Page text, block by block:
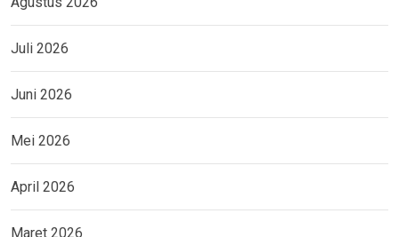
Juli 2026
Juni 2026
Mei 2026
April 2026
Maret 2026